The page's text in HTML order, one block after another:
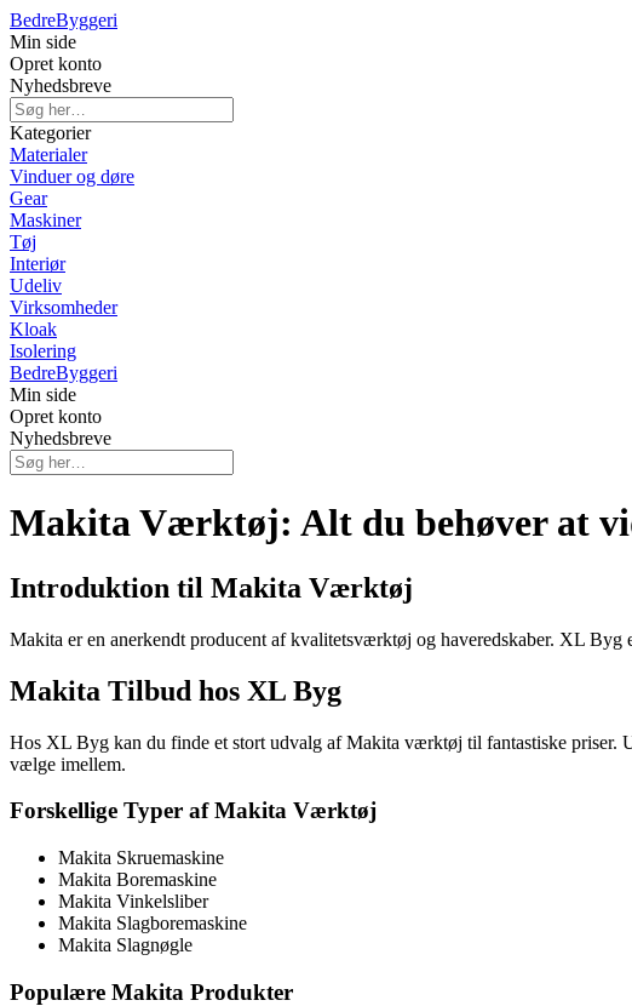
BedreByggeri
Min side
Opret konto
Nyhedsbreve
Kategorier
Materialer
Vinduer og døre
Gear
Maskiner
Tøj
Interiør
Udeliv
Virksomheder
Kloak
Isolering
BedreByggeri
Min side
Opret konto
Nyhedsbreve
Makita Værktøj: Alt du behøver at
Introduktion til Makita Værktøj
Makita er en anerkendt producent af kvalitetsværktøj og haveredskaber. XL
Makita Tilbud hos XL Byg
Hos XL Byg kan du finde et stort udvalg af Makita værktøj til fantastiske priser.
vælge imellem.
Forskellige Typer af Makita Værktøj
Makita Skruemaskine
Makita Boremaskine
Makita Vinkelsliber
Makita Slagboremaskine
Makita Slagnøgle
Populære Makita Produkter